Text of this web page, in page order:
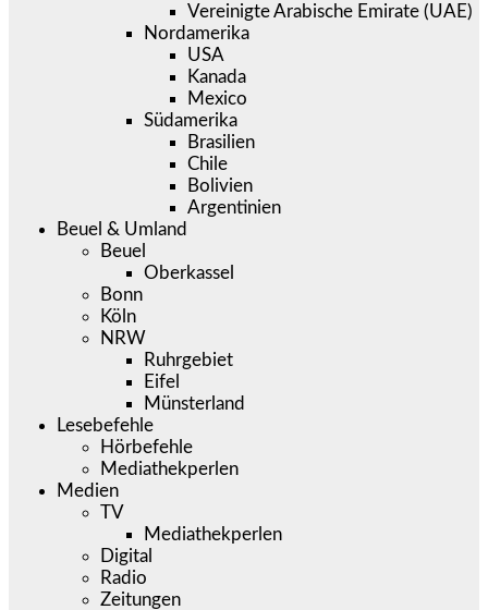
Vereinigte Arabische Emirate (UAE)
Nordamerika
USA
Kanada
Mexico
Südamerika
Brasilien
Chile
Bolivien
Argentinien
Beuel & Umland
Beuel
Oberkassel
Bonn
Köln
NRW
Ruhrgebiet
Eifel
Münsterland
Lesebefehle
Hörbefehle
Mediathekperlen
Medien
TV
Mediathekperlen
Digital
Radio
Zeitungen